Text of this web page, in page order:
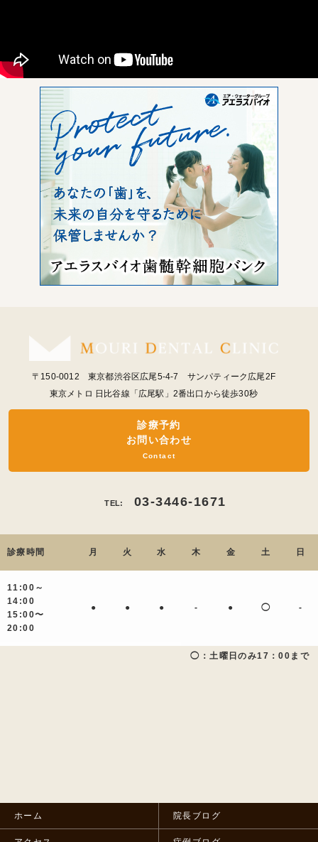
〒150-0012 東京都渋谷区広尾5-4-7 サンパティーク広尾2F
東京メトロ 日比谷線「広尾駅」2番出口から徒歩30秒
診療予約
お問い合わせ
Contact
TEL: 03-3446-1671
診療時間 月 火 水 木 金 土 日
11:00～
14:00
15:00〜
20:00
● ● ● - ● ◯ -
◯：土曜日のみ17：00まで
ホーム 院長ブログ